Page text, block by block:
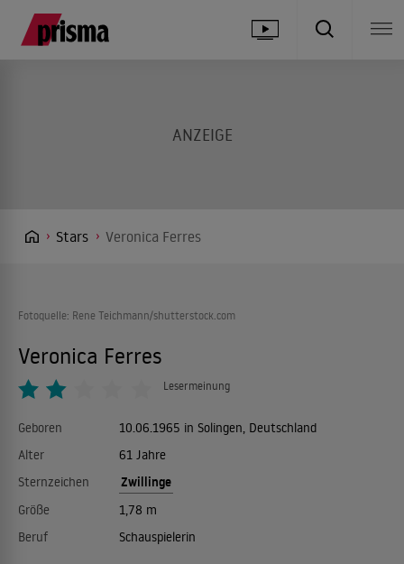
Stars Veronica Ferres
Fotoquelle: Rene Teichmann/shutterstock.com
Veronica Ferres
Lesermeinung
Geboren
10.06.1965 in Solingen, Deutschland
Alter
61 Jahre
Sternzeichen
Zwillinge
Größe
1,78 m
Beruf
Schauspielerin